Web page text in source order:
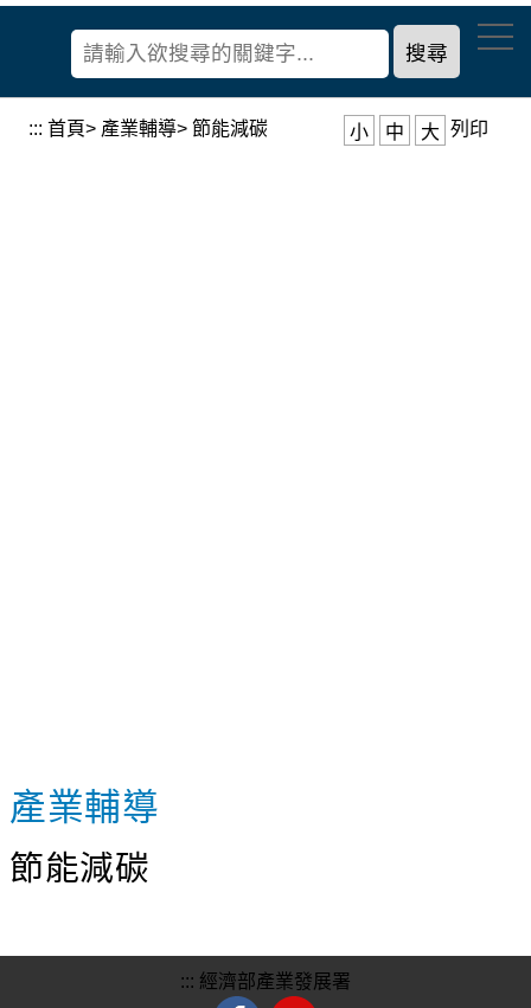
內
::: 首頁> 產業輔導> 節能減碳 小 中 大 列印
產業輔導
節能減碳
::: 經濟部產業發展署